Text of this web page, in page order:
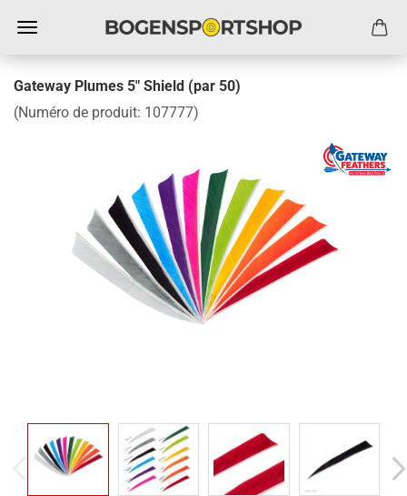
Gateway Plumes 5" Shield (par 50)
(Numéro de produit: 107777)